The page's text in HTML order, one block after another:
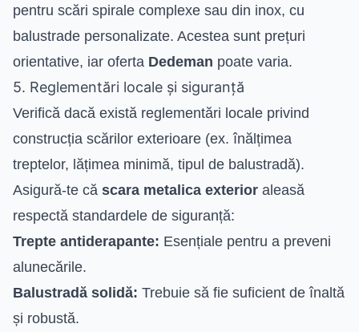
pentru scări spirale complexe sau din inox, cu
balustrade personalizate. Acestea sunt prețuri
orientative, iar oferta Dedeman poate varia.
5. Reglementări locale și siguranță
Verifică dacă există reglementări locale privind
construcția scărilor exterioare (ex. înălțimea
treptelor, lățimea minimă, tipul de balustradă).
Asigură-te că scara metalica exterior aleasă
respectă standardele de siguranță:
Trepte antiderapante: Esențiale pentru a preveni
alunecările.
Balustradă solidă: Trebuie să fie suficient de înaltă
și robustă.